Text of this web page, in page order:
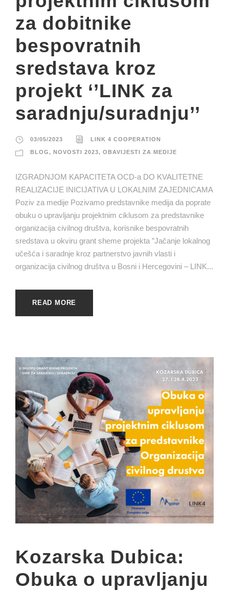
za dobitnike
bespovratnih
sredstava kroz
projekt ‘’LINK za
saradnju/suradnju’’
03/05/2023 LINK 4 COOPERATION
BLOG, NOVOSTI 2023, OBAVIJESTI ZA MEDIJE
IZGRADNJOM KAPACITETA OCD-a DO KVALITETNE
REALIZACIJE INICIJATIVA U LOKALNIM ZAJEDNICAMA
Poziv za medije Pozivamo predstavnike medija da poprate
obuku o upravljanju projektnim ciklusom za predstavnike
organizacija civilnog društva, korisnike bespovratnih
sredstava u okviru grant sheme projekta ”Jačanje lokalnog
učešća i saradnje kroz partnerstvo javnih vlasti i
organizacija civilnog društva u Bosni i Hercegovini – LINK...
READ MORE
Kozarska Dubica:
Obuka o upravljanju